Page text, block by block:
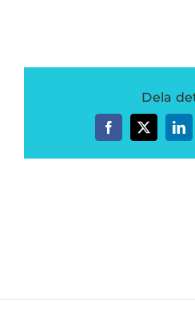
Dela
FacebookTwitter